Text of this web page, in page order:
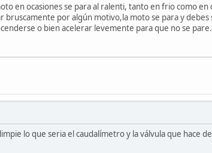
en ocasiones se para al ralenti, tanto en frio como
por algún motivo,la moto se para y
o bien acelerar levemente para que no se
lo que seria el caudalímetro y la válvula que hace